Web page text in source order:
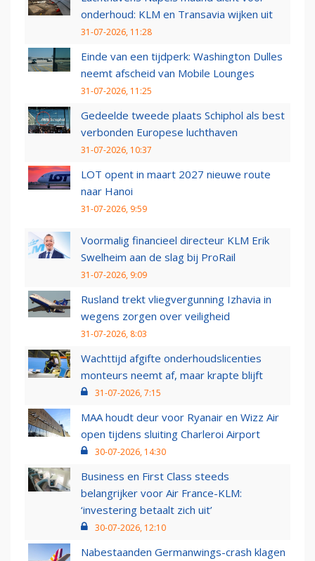
onderhoud: KLM en Transavia wijken uit
31-07-2026, 11:28
Einde van een tijdperk: Washington Dulles
neemt afscheid van Mobile Lounges
31-07-2026, 11:25
Gedeelde tweede plaats Schiphol als best
verbonden Europese luchthaven
31-07-2026, 10:37
LOT opent in maart 2027 nieuwe route
naar Hanoi
31-07-2026, 9:59
Voormalig financieel directeur KLM Erik
Swelheim aan de slag bij ProRail
31-07-2026, 9:09
Rusland trekt vliegvergunning Izhavia in
wegens zorgen over veiligheid
31-07-2026, 8:03
Wachttijd afgifte onderhoudslicenties
monteurs neemt af, maar krapte blijft
31-07-2026, 7:15
MAA houdt deur voor Ryanair en Wizz Air
open tijdens sluiting Charleroi Airport
30-07-2026, 14:30
Business en First Class steeds
belangrijker voor Air France-KLM:
‘investering betaalt zich uit’
30-07-2026, 12:10
Nabestaanden Germanwings-crash klagen